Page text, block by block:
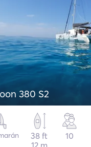
380 S2
38 ft
12 m
10